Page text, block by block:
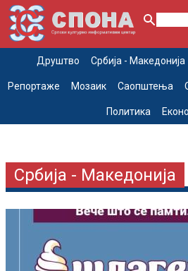
Друштво Србија - Македонија
Репортаже Мозаик Саопштења
Политика
Србија - Македонија